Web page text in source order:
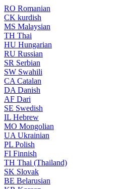
RO Romanian
CK kurdish
MS Malaysian
TH Thai
HU Hungarian
RU Russian
SR Serbian
SW Swahili
CA Catalan
DA Danish
AF Dari
SE Swedish
IL Hebrew
MO Mongolian
UA Ukrainian
PL Polish
FI Finnish
TH Thai (Thailand)
SK Slovak
BE Belarusian